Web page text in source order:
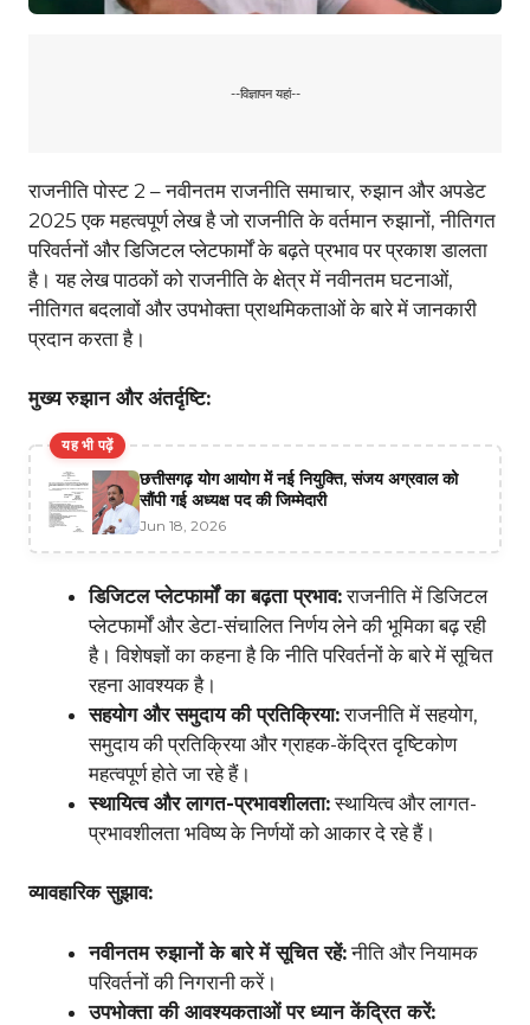
--विज्ञापन यहां--
राजनीति पोस्ट 2 – नवीनतम राजनीति समाचार, रुझान और अपडेट
2025 एक महत्वपूर्ण लेख है जो राजनीति के वर्तमान रुझानों, नीतिगत
परिवर्तनों और डिजिटल प्लेटफार्मों के बढ़ते प्रभाव पर प्रकाश डालता
है। यह लेख पाठकों को राजनीति के क्षेत्र में नवीनतम घटनाओं,
नीतिगत बदलावों और उपभोक्ता प्राथमिकताओं के बारे में जानकारी
प्रदान करता है।
मुख्य रुझान और अंतर्दृष्टि:
यह भी पढ़ें
छत्तीसगढ़ योग आयोग में नई नियुक्ति, संजय अग्रवाल को
सौंपी गई अध्यक्ष पद की जिम्मेदारी
Jun 18, 2026
डिजिटल प्लेटफार्मों का बढ़ता प्रभाव:राजनीति में डिजिटल
प्लेटफार्मों और डेटा-संचालित निर्णय लेने की भूमिका बढ़ रही
है। विशेषज्ञों का कहना है कि नीति परिवर्तनों के बारे में सूचित
रहना आवश्यक है।
सहयोग और समुदाय की प्रतिक्रिया:राजनीति में सहयोग,
समुदाय की प्रतिक्रिया और ग्राहक-केंद्रित दृष्टिकोण
महत्वपूर्ण होते जा रहे हैं।
स्थायित्व और लागत-प्रभावशीलता:स्थायित्व और लागत-
प्रभावशीलता भविष्य के निर्णयों को आकार दे रहे हैं।
व्यावहारिक सुझाव:
नवीनतम रुझानों के बारे में सूचित रहें:नीति और नियामक
परिवर्तनों की निगरानी करें।
उपभोक्ता की आवश्यकताओं पर ध्यान केंद्रित करें: